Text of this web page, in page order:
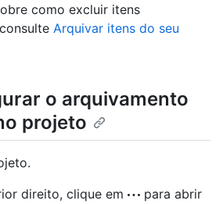
como excluir itens
Arquivar itens do seu
o arquivamento
projeto
direito, clique em
para abrir